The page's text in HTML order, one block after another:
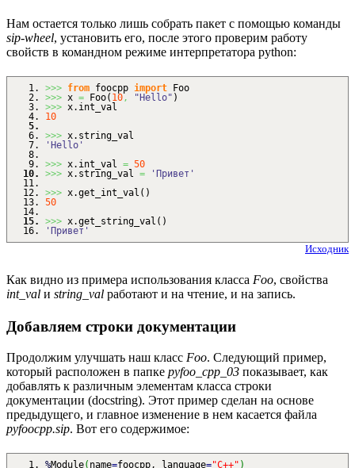
Нам остается только лишь собрать пакет с помощью команды
sip-wheel, установить его, после этого проверим работу
свойств в командном режиме интерпретатора python:
>>> from foocpp import Foo
>>> x = Foo( 10, "Hello" )
>>> x. int_val
10
>>> x. string_val
'Hello'
>>> x. int_val = 50
>>> x. string_val =
'Привет'
>>> x.get_int_val ( )
50
>>> x.get_string_val ( )
'Привет'
Исходник
Как видно из примера использования класса Foo, свойства
int_val и string_val работают и на чтение, и на запись.
Добавляем строки документации
Продолжим улучшать наш класс Foo. Следующий пример,
который расположен в папке pyfoo_cpp_03 показывает, как
добавлять к различным элементам класса строки
документации (docstring). Этот пример сделан на основе
предыдущего, и главное изменение в нем касается файла
pyfoocpp.sip. Вот его содержимое:
%Module( name=foocpp, language="C++" )